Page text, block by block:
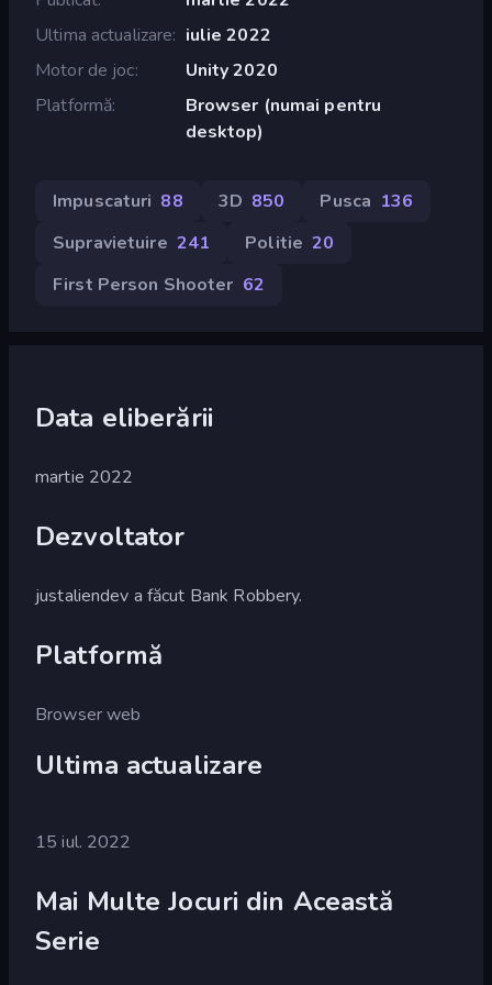
Ultima actualizare
iulie 2022
Motor de joc
Unity 2020
Platformă
Browser (numai pentru
desktop)
Impuscaturi 88 3D 850 Pusca 136
Supravietuire 241 Politie 20
First Person Shooter 62
Data eliberării
martie 2022
Dezvoltator
justaliendev a făcut Bank Robbery.
Platformă
Browser web
Ultima actualizare
15 iul. 2022
Mai Multe Jocuri din Această
Serie